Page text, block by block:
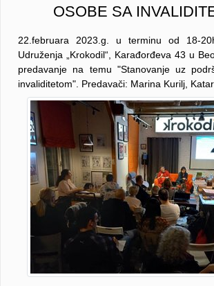
OSOBE SA
22.februara 2023.g. u terminu od 18-
Udruženja „Krokodil“, Karađorđeva 43 u
predavanje na temu "Stanovanje uz
invaliditetom". Predavači: Marina Kurilj,